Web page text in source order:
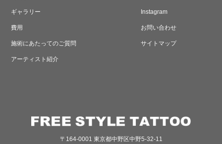
ギャラリー Instagram
費用 お問い合わせ
施術にあたってのご質問 サイトマップ
アーティスト紹介
〒164-0001 東京都中野区中野5-32-11